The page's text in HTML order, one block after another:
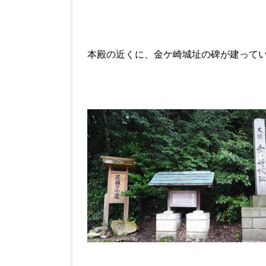
本殿の近くに、金ケ崎城址の碑が建って